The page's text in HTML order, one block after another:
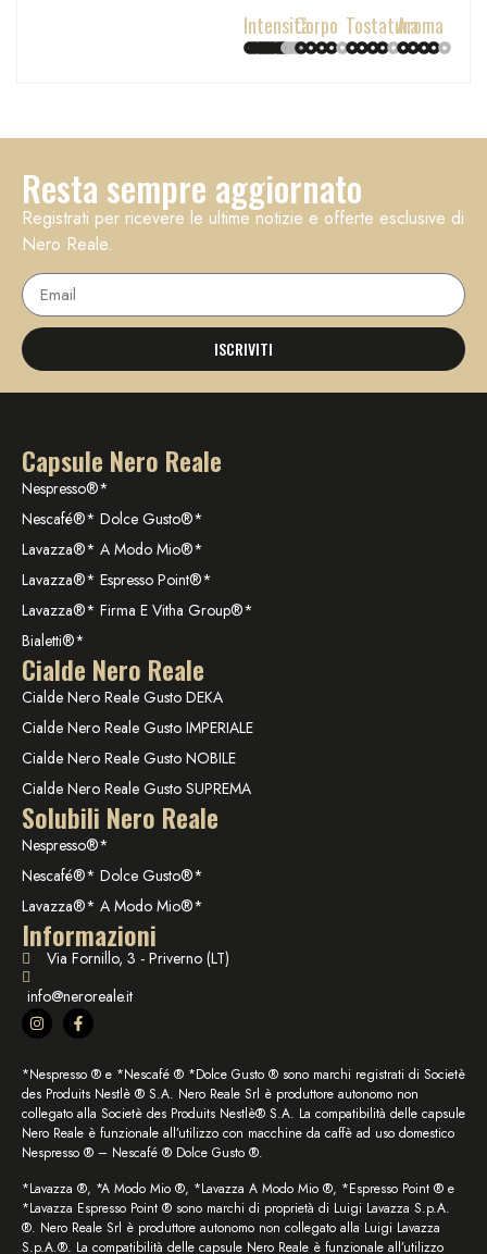
IntensitàCorpo TostaturaAroma
Resta sempre aggiornato
Registrati per ricevere le ultime notizie e offerte esclusive di
Nero Reale.
ISCRIVITI
Capsule Nero Reale
Nespresso®*
Nescafé®* Dolce Gusto®*
Lavazza®* A Modo Mio®*
Lavazza®* Espresso Point®*
Lavazza®* Firma E Vitha Group®*
Bialetti®*
Cialde Nero Reale
Cialde Nero Reale Gusto DEKA
Cialde Nero Reale Gusto IMPERIALE
Cialde Nero Reale Gusto NOBILE
Cialde Nero Reale Gusto SUPREMA
Solubili Nero Reale
Nespresso®*
Nescafé®* Dolce Gusto®*
Lavazza®* A Modo Mio®*
Informazioni
Via Fornillo, 3 - Priverno (LT)
info@neroreale.it
*Nespresso ® e *Nescafé ® *Dolce Gusto ® sono marchi registrati di Societè
des Produits Nestlè ® S.A. Nero Reale Srl è produttore autonomo non
collegato alla Societè des Produits Nestlè® S.A. La compatibilità delle capsule
Nero Reale è funzionale all’utilizzo con macchine da caffè ad uso domestico
Nespresso ® – Nescafé ® Dolce Gusto ®.
*Lavazza ®, *A Modo Mio ®, *Lavazza A Modo Mio ®, *Espresso Point ® e
*Lavazza Espresso Point ® sono marchi di proprietà di Luigi Lavazza S.p.A.
®. Nero Reale Srl è produttore autonomo non collegato alla Luigi Lavazza
S.p.A.®. La compatibilità delle capsule Nero Reale è funzionale all’utilizzo